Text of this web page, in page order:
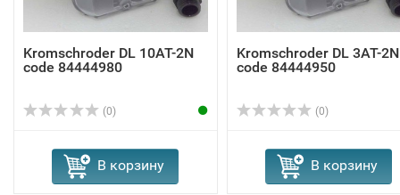
Kromschroder DL 10AT-2N
code 84444980
(0)
В корзину
Kromschroder DL 3AT-2N
code 84444950
(0)
В корзину